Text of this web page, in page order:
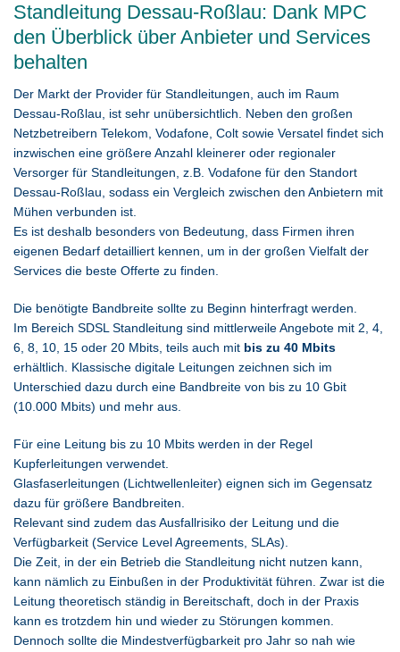
Standleitung Dessau-Roßlau: Dank MPC
den Überblick über Anbieter und Services
behalten
Der Markt der Provider für Standleitungen, auch im Raum
Dessau-Roßlau, ist sehr unübersichtlich. Neben den großen
Netzbetreibern Telekom, Vodafone, Colt sowie Versatel findet sich
inzwischen eine größere Anzahl kleinerer oder regionaler
Versorger für Standleitungen, z.B. Vodafone für den Standort
Dessau-Roßlau, sodass ein Vergleich zwischen den Anbietern mit
Mühen verbunden ist.
Es ist deshalb besonders von Bedeutung, dass Firmen ihren
eigenen Bedarf detailliert kennen, um in der großen Vielfalt der
Services die beste Offerte zu finden.
Die benötigte Bandbreite sollte zu Beginn hinterfragt werden.
Im Bereich SDSL Standleitung sind mittlerweile Angebote mit 2, 4,
6, 8, 10, 15 oder 20 Mbits, teils auch mit bis zu 40 Mbits
erhältlich. Klassische digitale Leitungen zeichnen sich im
Unterschied dazu durch eine Bandbreite von bis zu 10 Gbit
(10.000 Mbits) und mehr aus.
Für eine Leitung bis zu 10 Mbits werden in der Regel
Kupferleitungen verwendet.
Glasfaserleitungen (Lichtwellenleiter) eignen sich im Gegensatz
dazu für größere Bandbreiten.
Relevant sind zudem das Ausfallrisiko der Leitung und die
Verfügbarkeit (Service Level Agreements, SLAs).
Die Zeit, in der ein Betrieb die Standleitung nicht nutzen kann,
kann nämlich zu Einbußen in der Produktivität führen. Zwar ist die
Leitung theoretisch ständig in Bereitschaft, doch in der Praxis
kann es trotzdem hin und wieder zu Störungen kommen.
Dennoch sollte die Mindestverfügbarkeit pro Jahr so nah wie